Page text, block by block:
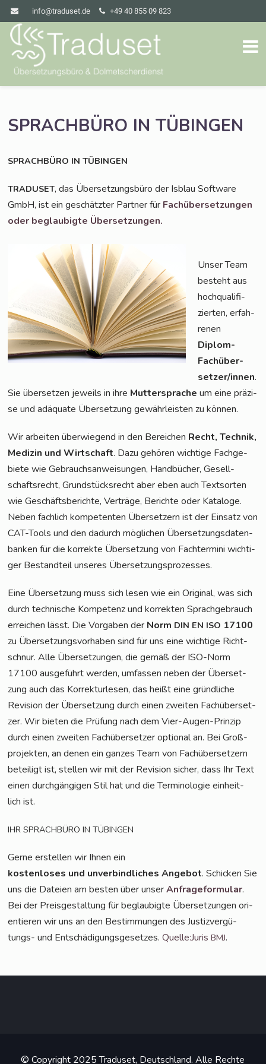
info@traduset.de +49 40 855 09 823
SPRACHBÜRO IN TÜBINGEN
SPRACHBÜRO IN TÜBINGEN
TRADUSET, das Über­set­zungs­bü­ro der Isblau Soft­ware
GmbH, ist ein geschätz­ter Part­ner für Fach­über­set­zun­gen
oder beglau­big­te Übersetzungen.
Unser Team
besteht aus
hoch­qua­li­fi­
zier­ten, erfah­
re­nen
Diplom-
Fach­über­
set­zer/in­nen.
Sie über­set­zen jeweils in ihre Mut­ter­spra­che um eine prä­zi­
se und adäqua­te Über­set­zung gewähr­leis­ten zu können.
Wir arbei­ten über­wie­gend in den Berei­chen Recht, Tech­nik,
Medi­zin und Wirt­schaft. Dazu gehö­ren wich­ti­ge Fach­ge­
bie­te wie Gebrauchs­an­wei­sun­gen, Hand­bü­cher, Gesell­
schafts­recht, Grund­stücks­recht aber eben auch Text­sor­ten
wie Geschäfts­be­rich­te, Ver­trä­ge, Berich­te oder Kata­lo­ge.
Neben fach­lich kom­pe­ten­ten Über­set­zern ist der Ein­satz von
CAT-Tools und den dadurch mög­li­chen Über­set­zungs­da­ten­
ban­ken für die kor­rek­te Über­set­zung von Fach­ter­mi­ni wich­ti­
ger Bestand­teil unse­res Übersetzungsprozesses.
Eine Über­set­zung muss sich lesen wie ein Ori­gi­nal, was sich
durch tech­ni­sche Kom­pe­tenz und kor­rek­ten Sprach­ge­brauch
errei­chen lässt. Die Vor­ga­ben der Norm DIN EN ISO 17100
zu Über­set­zungs­vor­ha­ben sind für uns eine wich­ti­ge Richt­
schnur. Alle Über­set­zun­gen, die gemäß der ISO-Norm
17100 aus­ge­führt wer­den, umfas­sen neben der Über­set­
zung auch das Kor­rek­tur­le­sen, das heißt eine gründ­li­che
Revi­si­on der Über­set­zung durch einen zwei­ten Fach­über­set­
zer. Wir bie­ten die Prü­fung nach dem Vier-Augen-Prin­zip
durch einen zwei­ten Fach­über­set­zer optio­nal an. Bei Groß­
pro­jek­ten, an denen ein gan­zes Team von Fach­über­set­zern
betei­ligt ist, stel­len wir mit der Revi­si­on sicher, dass Ihr Text
einen durch­gän­gi­gen Stil hat und die Ter­mi­no­lo­gie ein­heit­
lich ist.
IHR SPRACHBÜRO IN TÜBINGEN
Ger­ne erstel­len wir Ihnen ein
kos­ten­lo­ses und unver­bind­li­ches Ange­bot. Schi­cken Sie
uns die Datei­en am bes­ten über unserAnfra­ge­for­mu­lar.
Bei der Preis­ge­stal­tung für beglau­big­te Über­set­zun­gen ori­
en­tie­ren wir uns an den Bestim­mun­gen des Jus­tiz­ver­gü­
tungs- und Ent­schä­di­gungs­ge­set­zes.Quelle:JurisBMJ.
© Copyright 2025 Traduset, Deutschland. Alle Rechte